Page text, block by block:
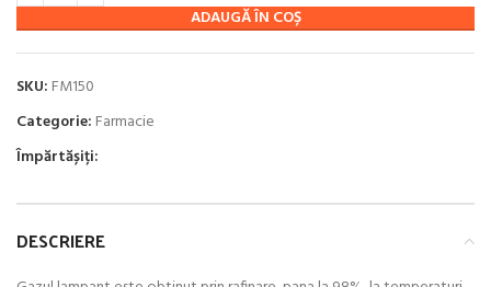
ADAUGĂ ÎN COȘ
SKU: FM150
Categorie: Farmacie
Împărtășiți:
DESCRIERE